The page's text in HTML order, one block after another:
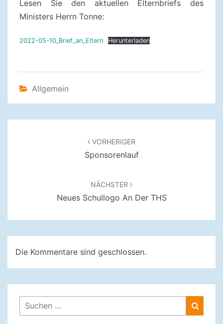
Lesen Sie den aktuellen Elternbriefs des
Ministers Herrn Tonne:
2022-05-10_Brief_an_Eltern Herunterladen
Allgemein
VORHERIGER
Sponsorenlauf
NÄCHSTER
Neues Schullogo An Der THS
Die Kommentare sind geschlossen.
Suchen
nach: